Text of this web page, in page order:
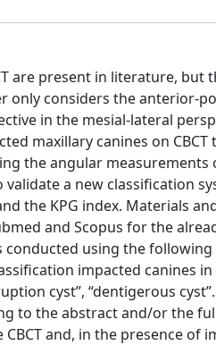
are present in literature, but
only considers the anterior-
in the mesial-lateral
maxillary canines on
the angular measurements
a new classification
the KPG index. Materials
and Scopus for the
conducted using the
impacted canines in
cyst”, “dentigerous
to the abstract and/or the
and, in the presence of